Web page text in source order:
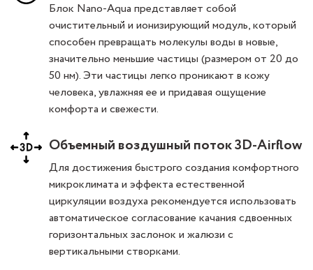
Блок Nano-Aqua представляет собой
очистительный и ионизирующий модуль, который
способен превращать молекулы воды в новые,
значительно меньшие частицы (размером от 20 до
50 нм). Эти частицы легко проникают в кожу
человека, увлажняя ее и придавая ощущение
комфорта и свежести.
Объемный воздушный поток 3D-Airflow
Для достижения быстрого создания комфортного
микроклимата и эффекта естественной
циркуляции воздуха рекомендуется использовать
автоматическое согласование качания сдвоенных
горизонтальных заслонок и жалюзи с
вертикальными створками.